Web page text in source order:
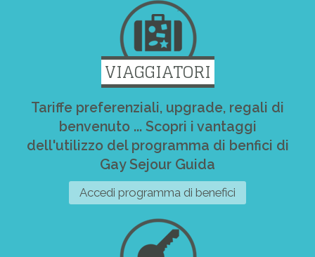
VIAGGIATORI
Tariffe preferenziali, upgrade, regali di
benvenuto ... Scopri i vantaggi
dell'utilizzo del programma di benfici di
Gay Sejour Guida
Accedi programma di benefici